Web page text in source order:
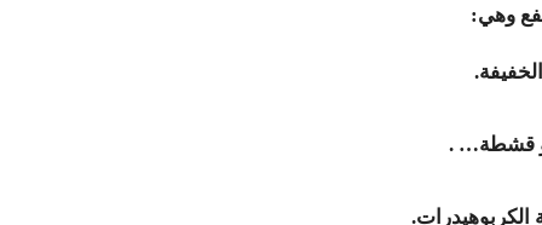
وهي: